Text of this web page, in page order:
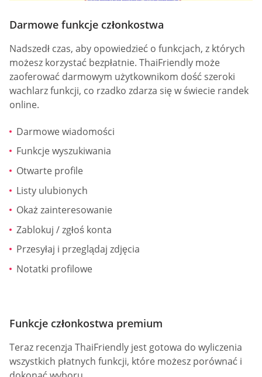
Darmowe funkcje członkostwa
Nadszedł czas, aby opowiedzieć o funkcjach, z których
możesz korzystać bezpłatnie. ThaiFriendly może
zaoferować darmowym użytkownikom dość szeroki
wachlarz funkcji, co rzadko zdarza się w świecie randek
online.
Darmowe wiadomości
Funkcje wyszukiwania
Otwarte profile
Listy ulubionych
Okaż zainteresowanie
Zablokuj / zgłoś konta
Przesyłaj i przeglądaj zdjęcia
Notatki profilowe
Funkcje członkostwa premium
Teraz recenzja ThaiFriendly jest gotowa do wyliczenia
wszystkich płatnych funkcji, które możesz porównać i